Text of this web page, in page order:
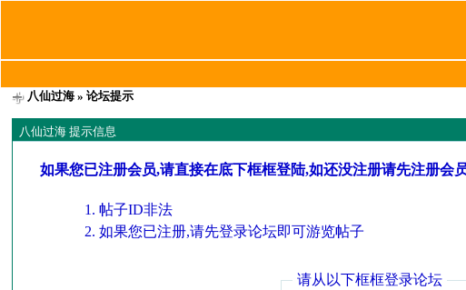
八仙过海 » 论坛提示
八仙过海 提示信息
如果您已注册会员,请直接在底下框框登陆,如还没注册请先注册会
帖子ID非法
如果您已注册,请先登录论坛即可游览帖子
请从以下框框登录论坛